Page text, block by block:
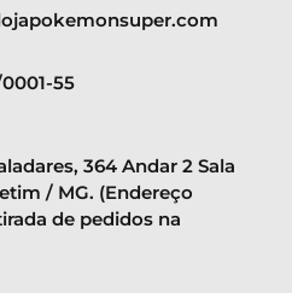
55
364 Andar 2 Sala
/ MG. (Endereço
de pedidos na